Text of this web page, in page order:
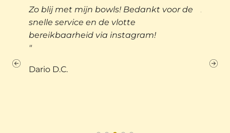
Altijd heel mooie decoratie en steeds
vriendelijke ontvangst